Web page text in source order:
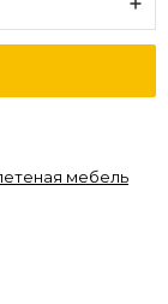
мебель